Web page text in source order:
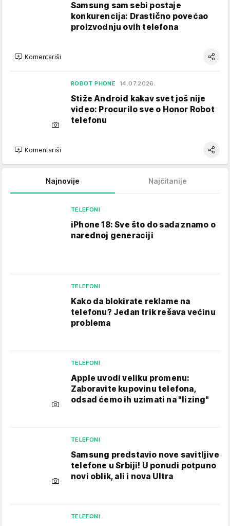
Samsung sam sebi postaje
konkurencija: Drastično povećao
proizvodnju ovih telefona
Komentariši
ROBOT PHONE 14.07.2026.
Stiže Android kakav svet još nije
video: Procurilo sve o Honor Robot
telefonu
Komentariši
Najnovije Najčitanije
TELEFONI
iPhone 18: Sve što do sada znamo o
narednoj generaciji
TELEFONI
Kako da blokirate reklame na
telefonu​? Jedan trik rešava većinu
problema
TELEFONI
Apple uvodi veliku promenu:
Zaboravite kupovinu telefona,
odsad ćemo ih uzimati na "lizing"
TELEFONI
Samsung predstavio nove savitljive
telefone u Srbiji! U ponudi potpuno
novi oblik, ali i nova Ultra
TELEFONI